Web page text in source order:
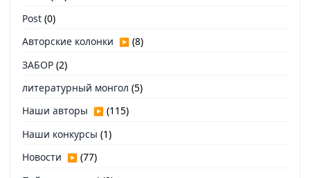
Post (0)
Авторские колонки ▶ (8)
ЗАБОР (2)
литературный монгол (5)
Наши авторы ▶ (115)
Наши конкурсы (1)
Новости ▶ (77)